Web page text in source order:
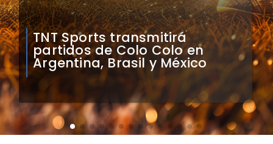
Mauricio Pinilla compara a
Colo Colo con Real Madrid de
Sudamérica